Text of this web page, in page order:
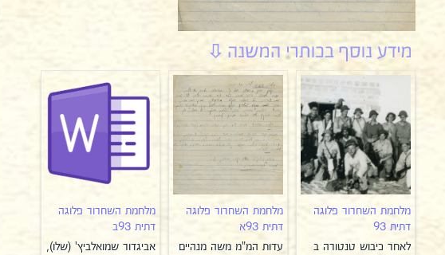
מלחמת השחרור פלוגה
דתית 93
לאחר כיבוש טנטורה ב
מלחמת השחרור פלוגה
דתית 93א
עדות המ"מ משה מנהיים
מלחמת השחרור פלוגה
דתית 93ב
אביגדור שמואלביץ' (שלו),